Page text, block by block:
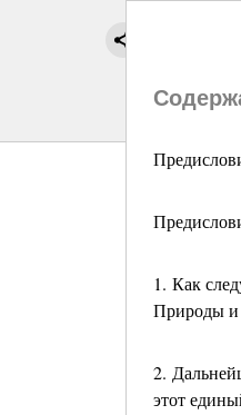
1. Как
Природы и
2.
этот